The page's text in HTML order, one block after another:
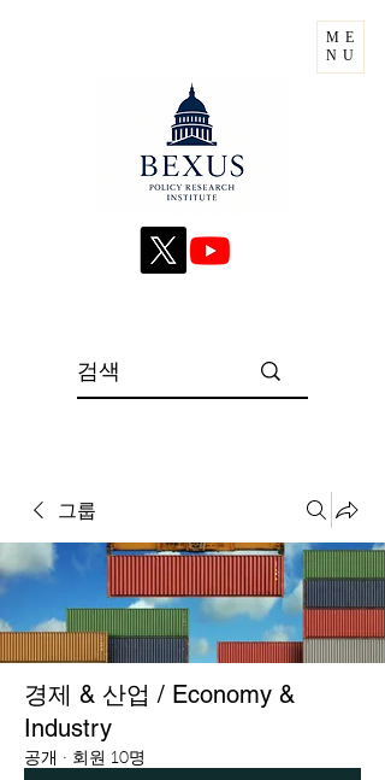
ME
NU
그룹
경제 & 산업 / Economy &
Industry
공개 · 회원 10명